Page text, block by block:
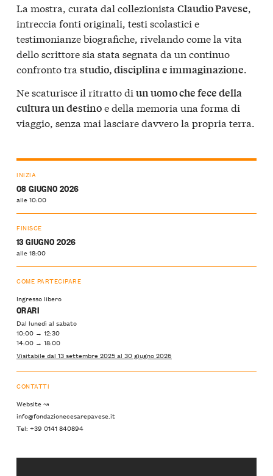
La mostra, curata dal collezionista Claudio Pavese,
intreccia fonti originali, testi scolastici e
testimonianze biografiche, rivelando come la vita
dello scrittore sia stata segnata da un continuo
confronto tra studio, disciplina e immaginazione.
Ne scaturisce il ritratto di un uomo che fece della
cultura un destinoe della memoria una forma di
viaggio, senza mai lasciare davvero la propria terra.
INIZIA
08 GIUGNO 2026
alle 10:00
FINISCE
13 GIUGNO 2026
alle 18:00
COME PARTECIPARE
Ingresso libero
ORARI
Dal lunedì al sabato
10:00 → 12:30
14:00 → 18:00
Visitabile dal 13 settembre 2025 al 30 giugno 2026
CONTATTI
Website ↝
info@fondazionecesarepavese.it
Tel: +39 0141 840894